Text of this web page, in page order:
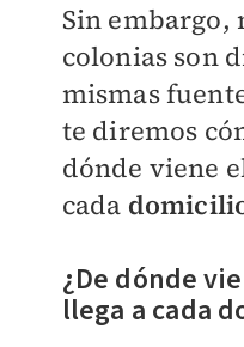
Sin embargo,
colonias son
mismas
te diremos
dónde viene
cada
¿De dónde
llega a cada